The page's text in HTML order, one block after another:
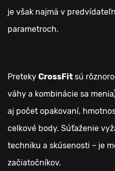
je však najmä v
parametroch.
Preteky CrossFitsú
váhy a kombinácie sa
aj počet opakovaní,
celkové body. Súťaženie
techniku a skúsenosti – je
začiatočníkov.